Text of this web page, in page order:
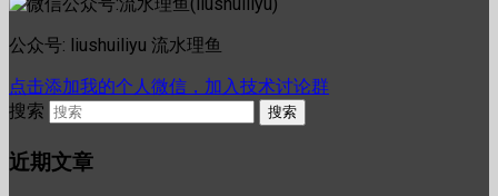
公众号: liushuiliyu 流水理鱼
点击添加我的个人微信，加入技术讨论群
搜索
近期文章